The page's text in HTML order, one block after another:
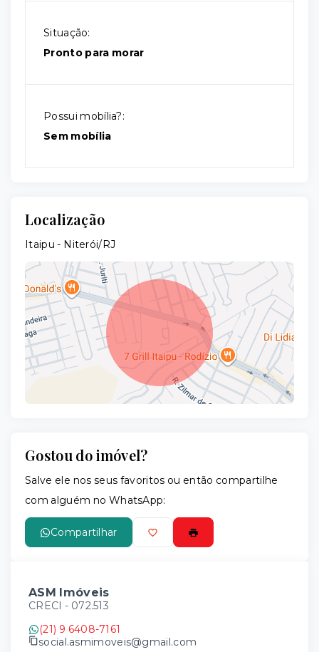
Situação:
Pronto para morar
Possui mobília?:
Sem mobília
Localização
Itaipu - Niterói/RJ
Gostou do imóvel?
Salve ele nos seus favoritos ou então compartilhe
com alguém no WhatsApp:
Compartilhar
ASM Imóveis
CRECI - 072.513
(21) 9 6408-7161
social.asmimoveis@gmail.com